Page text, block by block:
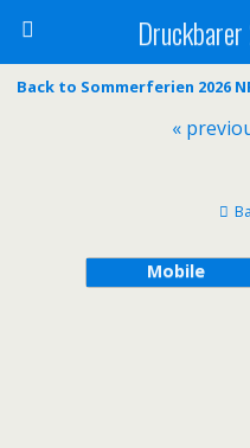
Back to Sommerferien 2026
«
Mobile